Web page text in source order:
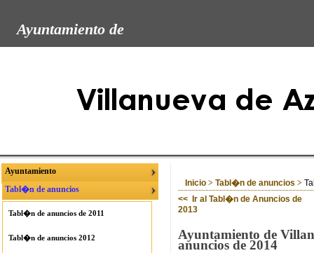
Ayuntamiento de
Ayuntamiento
Tabl�n de anuncios
Tabl�n de anuncios de 2011
Tabl�n de anuncios 2012
Inicio >Tabl�n de anuncios >
<< Ir al Tabl�n de Anuncios de
2013
Ayuntamiento de
anuncios de 2014